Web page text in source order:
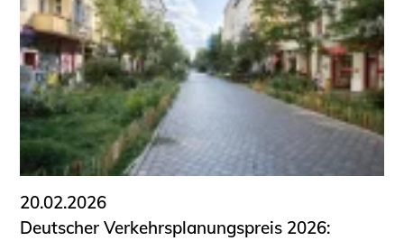
20.02.2026
Deutscher Verkehrsplanungspreis 2026: